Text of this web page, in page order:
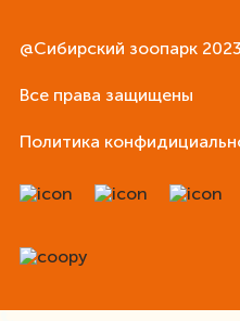
@Сибирский зоопарк 2023
Все права защищены
Политика